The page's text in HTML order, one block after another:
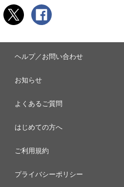
S5022B-RT
肌着
ット工業 S5022B-RT
涼しい 肌着
ヘルプ／お問い合わせ
お知らせ
よくあるご質問
はじめての方へ
ご利用規約
プライバシーポリシー